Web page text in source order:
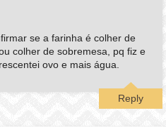
se a farinha é colher de
colher de sobremesa, pq fiz e
ovo e mais água.
Reply